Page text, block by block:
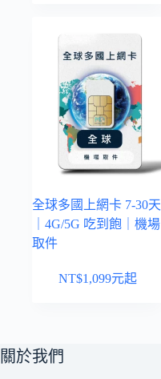
全球多國上網卡 7-30天
｜4G/5G 吃到飽｜機場
取件
NT$1,099元起
關於我們